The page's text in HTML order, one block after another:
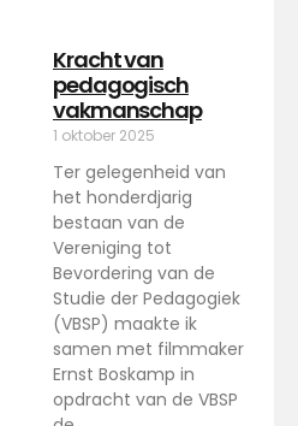
Kracht van
pedagogisch
vakmanschap
1 oktober 2025
Ter gelegenheid van
het honderdjarig
bestaan van de
Vereniging tot
Bevordering van de
Studie der Pedagogiek
(VBSP) maakte ik
samen met filmmaker
Ernst Boskamp in
opdracht van de VBSP